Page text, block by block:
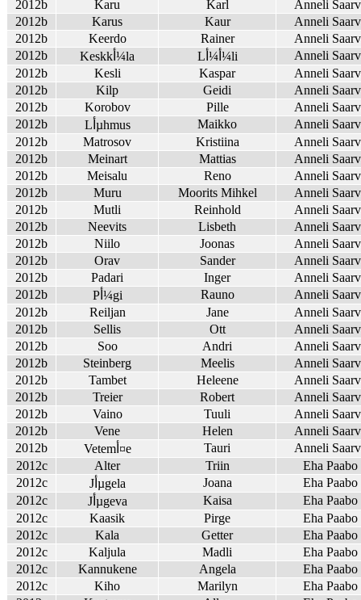
2012b
Karu Karl
Anneli
2012b
Karus Kaur
Anneli
2012b
Keerdo Rainer
Anneli
2012b
Keskkأ¼la Lأ¼أ¼li
Anneli
2012b
Kesli Kaspar
Anneli
2012b
Kilp Geidi
Anneli
2012b
Korobov Pille
Anneli
2012b
Lأµhmus Maikko
Anneli
2012b
Matrosov Kristiina
Anneli
2012b
Meinart Mattias
Anneli
2012b
Meisalu Reno
Anneli
2012b
Muru Moorits Mihkel
Anneli
2012b
Mutli Reinhold
Anneli
2012b
Neevits Lisbeth
Anneli
2012b
Niilo Joonas
Anneli
2012b
Orav Sander
Anneli
2012b
Padari Inger
Anneli
2012b
Pأ¼gi Rauno
Anneli
2012b
Reiljan Jane
Anneli
2012b
Sellis Ott
Anneli
2012b
Soo Andri
Anneli
2012b
Steinberg Meelis
Anneli
2012b
Tambet Heleene
Anneli
2012b
Treier Robert
Anneli
2012b
Vaino Tuuli
Anneli
2012b
Vene Helen
Anneli
2012b
Vetemأ¤e Tauri
Anneli
2012c
Alter Triin
Eha Paabo
2012c
Jأµgela Joana
Eha Paabo
2012c
Jأµgeva Kaisa
Eha Paabo
2012c
Kaasik Pirge
Eha Paabo
2012c
Kala Getter
Eha Paabo
2012c
Kaljula Madli
Eha Paabo
2012c
Kannukene Angela
Eha Paabo
2012c
Kiho Marilyn
Eha Paabo